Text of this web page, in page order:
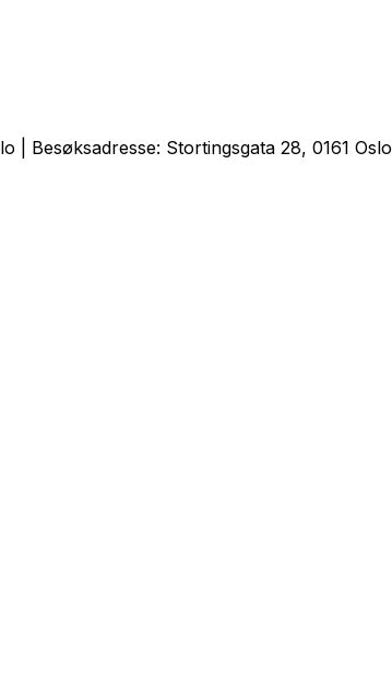
| Besøksadresse: Stortingsgata 28, 0161 Oslo